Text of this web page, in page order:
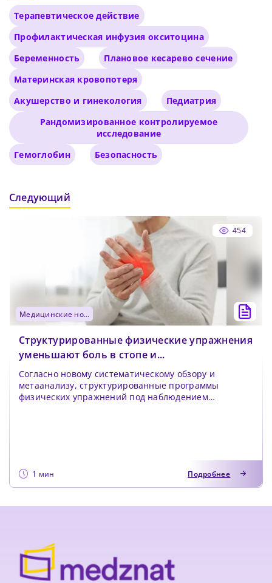
Терапевтическое действие
Профилактическая инфузия окситоцина
Беременность
Плановое кесарево сечение
Материнская кровопотеря
Акушерство и гинекология
Педиатрия
Рандомизированное контролируемое
исследование
Гемоглобин
Безопасность
Следующий
454
медицинские новости
Структурированные физические упражнения
уменьшают боль в стопе и...
Согласно новому систематическому обзору и
метаанализу, структурированные программы
физических упражнений под наблюдением
1 мин Подробнее